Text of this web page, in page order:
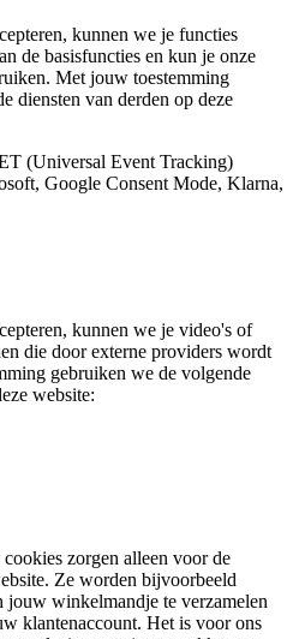
kunnen we je functies
de basisfuncties en kun je onze
Met jouw toestemming
diensten van derden op deze
(Universal Event Tracking)
Google Consent Mode, Klarna,
kunnen we je video's of
die door externe providers wordt
gebruiken we de volgende
website:
zorgen alleen voor de
Ze worden bijvoorbeeld
jouw winkelmandje te verzamelen
klantenaccount. Het is voor ons